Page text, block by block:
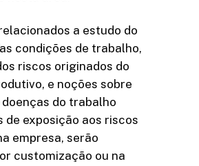
a estudo do
condições de trabalho,
riscos originados do
e noções sobre
do trabalho
de exposição aos riscos
empresa, serão
customização ou na